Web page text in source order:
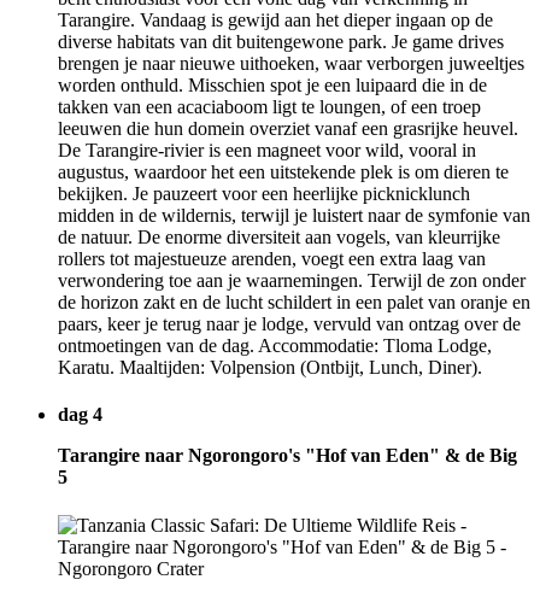
Tarangire. Vandaag is gewijd aan het dieper ingaan op de
diverse habitats van dit buitengewone park. Je game drives
brengen je naar nieuwe uithoeken, waar verborgen juweeltjes
worden onthuld. Misschien spot je een luipaard die in de
takken van een acaciaboom ligt te loungen, of een troep
leeuwen die hun domein overziet vanaf een grasrijke heuvel.
De Tarangire-rivier is een magneet voor wild, vooral in
augustus, waardoor het een uitstekende plek is om dieren te
bekijken. Je pauzeert voor een heerlijke picknicklunch
midden in de wildernis, terwijl je luistert naar de symfonie van
de natuur. De enorme diversiteit aan vogels, van kleurrijke
rollers tot majestueuze arenden, voegt een extra laag van
verwondering toe aan je waarnemingen. Terwijl de zon onder
de horizon zakt en de lucht schildert in een palet van oranje en
paars, keer je terug naar je lodge, vervuld van ontzag over de
ontmoetingen van de dag. Accommodatie: Tloma Lodge,
Karatu. Maaltijden: Volpension (Ontbijt, Lunch, Diner).
dag 4
Tarangire naar Ngorongoro's "Hof van Eden" & de Big
5